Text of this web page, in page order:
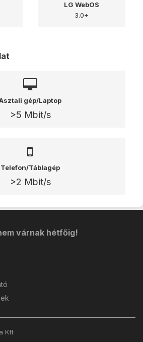
LG WebOS
3.0+
gép/Laptop
>5 Mbit/s
Telefon/Táblagép
>2 Mbit/s
várnak hétfőig!
Kft